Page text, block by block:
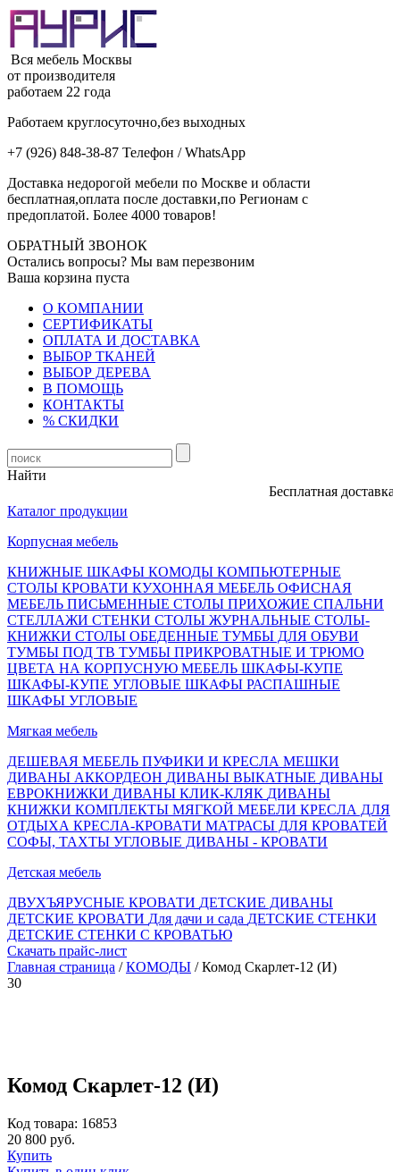
Вся мебель Москвы
от производителя
работаем 22 года
Работаем круглосуточно,без выходных
+7 (926) 848-38-87 Телефон / WhatsApp
Доставка недорогой мебели по Москве и области
бесплатная,оплата после доставки,по Регионам с
предоплатой. Более 4000 товаров!
ОБРАТНЫЙ ЗВОНОК
Остались вопросы? Мы вам перезвоним
Ваша корзина пуста
О КОМПАНИИ
СЕРТИФИКАТЫ
ОПЛАТА И ДОСТАВКА
ВЫБОР ТКАНЕЙ
ВЫБОР ДЕРЕВА
В ПОМОЩЬ
КОНТАКТЫ
% СКИДКИ
Найти
Бесплатная доставка,
Каталог продукции
Корпусная мебель
КНИЖНЫЕ ШКАФЫ КОМОДЫ КОМПЬЮТЕРНЫЕ
СТОЛЫ КРОВАТИ КУХОННАЯ МЕБЕЛЬ ОФИСНАЯ
МЕБЕЛЬ ПИСЬМЕННЫЕ СТОЛЫ ПРИХОЖИЕ СПАЛЬНИ
СТЕЛЛАЖИ СТЕНКИ СТОЛЫ ЖУРНАЛЬНЫЕ СТОЛЫ-
КНИЖКИ СТОЛЫ ОБЕДЕННЫЕ ТУМБЫ ДЛЯ ОБУВИ
ТУМБЫ ПОД ТВ ТУМБЫ ПРИКРОВАТНЫЕ И ТРЮМО
ЦВЕТА НА КОРПУСНУЮ МЕБЕЛЬ ШКАФЫ-КУПЕ
ШКАФЫ-КУПЕ УГЛОВЫЕ ШКАФЫ РАСПАШНЫЕ
ШКАФЫ УГЛОВЫЕ
Мягкая мебель
ДЕШЕВАЯ МЕБЕЛЬ ПУФИКИ И КРЕСЛА МЕШКИ
ДИВАНЫ АККОРДЕОН ДИВАНЫ ВЫКАТНЫЕ ДИВАНЫ
ЕВРОКНИЖКИ ДИВАНЫ КЛИК-КЛЯК ДИВАНЫ
КНИЖКИ КОМПЛЕКТЫ МЯГКОЙ МЕБЕЛИ КРЕСЛА ДЛЯ
ОТДЫХА КРЕСЛА-КРОВАТИ МАТРАСЫ ДЛЯ КРОВАТЕЙ
СОФЫ, ТАХТЫ УГЛОВЫЕ ДИВАНЫ - КРОВАТИ
Детская мебель
ДВУХЪЯРУСНЫЕ КРОВАТИ ДЕТСКИЕ ДИВАНЫ
ДЕТСКИЕ КРОВАТИ Для дачи и сада ДЕТСКИЕ СТЕНКИ
ДЕТСКИЕ СТЕНКИ С КРОВАТЬЮ
Скачать прайс-лист
Главная страница /КОМОДЫ / Комод Скарлет-12 (И)
30
Комод Скарлет-12 (И)
Код товара: 16853
20 800 руб.
Купить